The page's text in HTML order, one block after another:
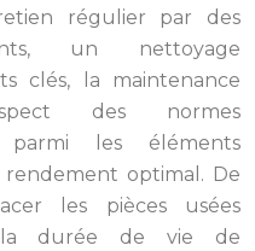
régulier par des
un nettoyage
clés, la maintenance
des normes
parmi les éléments
optimal. De
les pièces usées
la durée de vie de